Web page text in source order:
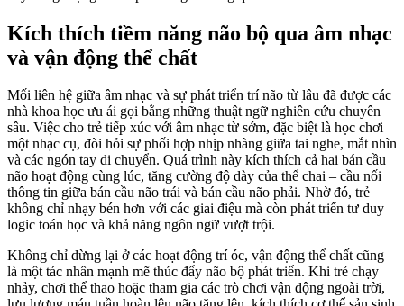
Kích thích tiềm năng não bộ qua âm nhạc
và vận động thể chất
Mối liên hệ giữa âm nhạc và sự phát triển trí não từ lâu đã được các
nhà khoa học ưu ái gọi bằng những thuật ngữ nghiên cứu chuyên
sâu. Việc cho trẻ tiếp xúc với âm nhạc từ sớm, đặc biệt là học chơi
một nhạc cụ, đòi hỏi sự phối hợp nhịp nhàng giữa tai nghe, mắt nhìn
và các ngón tay di chuyển. Quá trình này kích thích cả hai bán cầu
não hoạt động cùng lúc, tăng cường độ dày của thể chai – cầu nối
thông tin giữa bán cầu não trái và bán cầu não phải. Nhờ đó, trẻ
không chỉ nhạy bén hơn với các giai điệu mà còn phát triển tư duy
logic toán học và khả năng ngôn ngữ vượt trội.
Không chỉ dừng lại ở các hoạt động trí óc, vận động thể chất cũng
là một tác nhân mạnh mẽ thúc đẩy não bộ phát triển. Khi trẻ chạy
nhảy, chơi thể thao hoặc tham gia các trò chơi vận động ngoài trời,